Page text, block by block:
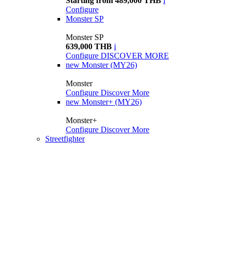
Configure
Monster SP
Monster SP
639,000 THB i
Configure DISCOVER MORE
new Monster (MY26)
Monster
Configure Discover More
new Monster+ (MY26)
Monster+
Configure Discover More
Streetfighter